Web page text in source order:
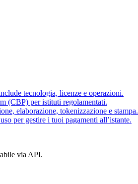
tecnologia, licenze e operazioni.
(CBP) per istituti regolamentati.
elaborazione, tokenizzazione e stampa.
per gestire i tuoi pagamenti all’istante.
via API.